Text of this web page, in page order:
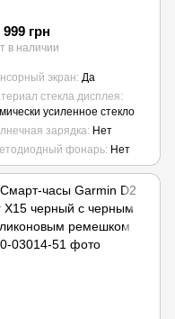
999 грн
в наличии
экран Да
стекла дисплея
усиленное стекло
зарядка Нет
фонарь Нет